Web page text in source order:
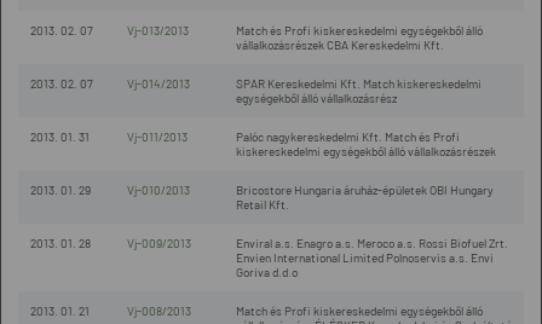
2013. 02. 07 Vj-013/2013
Match és Profi kiskereskedelmi egységekből álló
vállalkozásrészek CBA Kereskedelmi Kft.
2013. 02. 07 Vj-014/2013
SPAR Kereskedelmi Kft. Match kiskereskedelmi
egységekből álló vállalkozásrész
2013. 01. 31 Vj-011/2013
Palóc nagykereskedelmi Kft. Match és Profi
kiskereskedelmi egységekből álló vállalkozásrészek
2013. 01. 29 Vj-010/2013
Bricostore Hungaria áruház-épületek OBI Hungary
Retail Kft.
2013. 01. 28 Vj-009/2013
Enviral a.s. Enagro a.s. Meroco a.s. Rossi Biofuel Zrt.
Envien International Limited Polnoservis a.s. Envi
Goriva d.d.o
2013. 01. 21 Vj-008/2013
Match és Profi kiskereskedelmi egységekből álló